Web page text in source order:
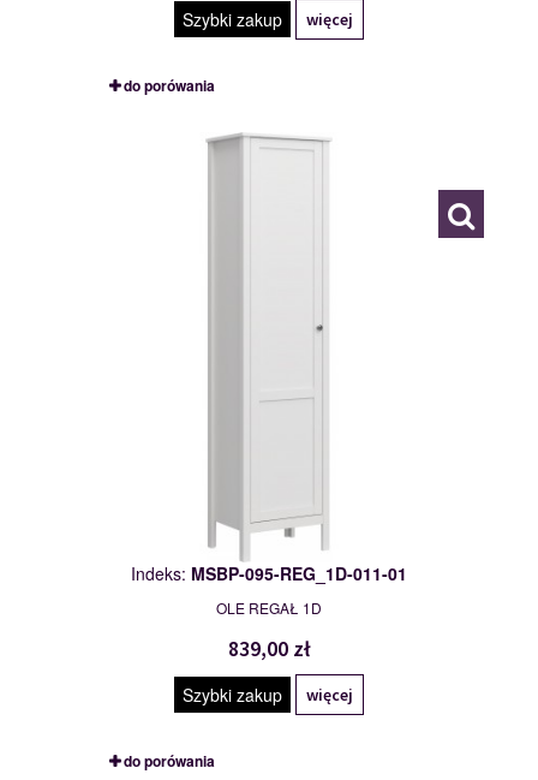
Szybki zakup więcej
do porówania
MSBP-095-REG_1D-011-01
Indeks: MSBP-095-REG_1D-011-01
OLE REGAŁ 1D
839,00 zł
Szybki zakup więcej
do porówania